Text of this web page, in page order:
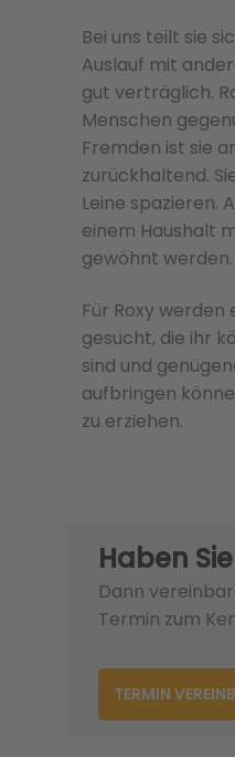
Bei uns teilt sie
Auslauf mit
gut verträglich.
Menschen
Fremden ist sie
zurückhaltend.
Leine spazieren.
einem Haushalt
gewöhnt werden.
Für Roxy
gesucht, die ihr
sind und
aufbringen
zu erziehen.
Haben
Dann
Termin zum
TERMIN